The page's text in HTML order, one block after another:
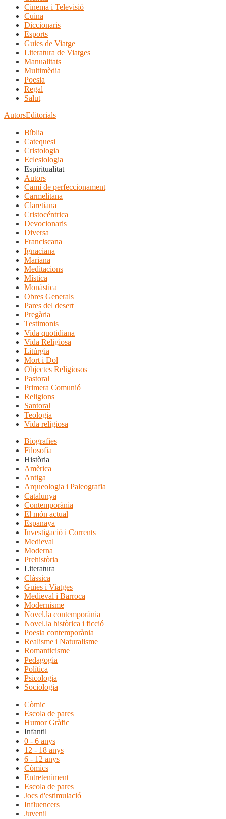
Cinema i Televisió
Cuina
Diccionaris
Esports
Guies de Viatge
Literatura de Viatges
Manualitats
Multimèdia
Poesia
Regal
Salut
AutorsEditorials
Bíblia
Catequesi
Cristologia
Eclesiologia
Espiritualitat
Autors
Camí de perfeccionament
Carmelitana
Claretiana
Cristocéntrica
Devocionaris
Diversa
Franciscana
Ignaciana
Mariana
Meditacions
Mística
Monàstica
Obres Generals
Pares del desert
Pregària
Testimonis
Vida quotidiana
Vida Religiosa
Litúrgia
Mort i Dol
Objectes Religiosos
Pastoral
Primera Comunió
Religions
Santoral
Teologia
Vida religiosa
Biografies
Filosofia
Història
Amèrica
Antiga
Arqueologia i Paleografia
Catalunya
Contemporània
El món actual
Espanaya
Investigació i Corrents
Medieval
Moderna
Prehistòria
Literatura
Clàssica
Guies i Viatges
Medieval i Barroca
Modernisme
Novel.la contemporània
Novel.la històrica i ficció
Poesia contemporània
Realisme i Naturalisme
Romanticisme
Pedagogia
Política
Psicologia
Sociologia
Còmic
Escola de pares
Humor Gràfic
Infantil
0 - 6 anys
12 - 18 anys
6 - 12 anys
Còmics
Entreteniment
Escola de pares
Jocs d'estimulació
Influencers
Juvenil